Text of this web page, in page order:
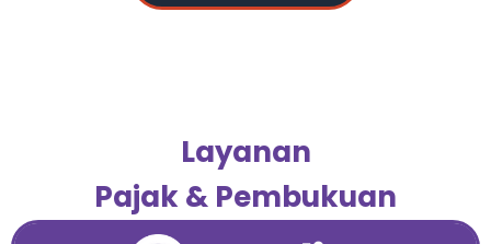
Layanan
Pajak & Pembukuan